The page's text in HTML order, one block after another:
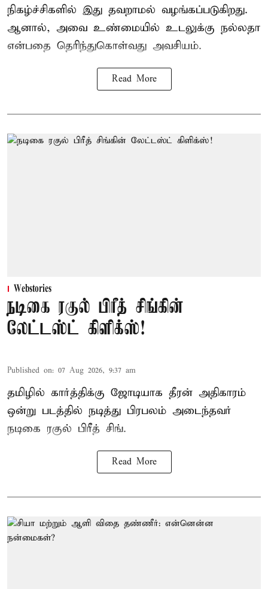
நிகழ்ச்சிகளில் இது தவறாமல் வழங்கப்படுகிறது.
ஆனால், அவை உண்மையில் உடலுக்கு நல்லதா
என்பதை தெரிந்துகொள்வது அவசியம்.
Read More
Webstories
நடிகை ரகுல் பிரீத் சிங்கின்
லேட்டஸ்ட் கிளிக்ஸ்!
Published on: 07 Aug 2026, 9:37 am
தமிழில் கார்த்திக்கு ஜோடியாக தீரன் அதிகாரம்
ஒன்று படத்தில் நடித்து பிரபலம் அடைந்தவர்
நடிகை ரகுல் பிரீத் சிங்.
Read More